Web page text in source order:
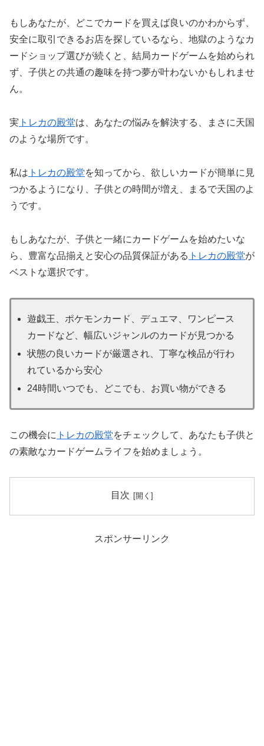
もしあなたが、どこでカードを買えば良いのかわからず、
安全に取引できるお店を探しているなら、地獄のようなカ
ードショップ選びが続くと、結局カードゲームを始められ
ず、子供との共通の趣味を持つ夢が叶わないかもしれませ
ん。
実 トレカの殿堂は、あなたの悩みを解決する、まさに天国
のような場所です。
私は トレカの殿堂を知ってから、欲しいカードが簡単に見
つかるようになり、子供との時間が増え、まるで天国のよ
うです。
もしあなたが、子供と一緒にカードゲームを始めたいな
ら、豊富な品揃えと安心の品質保証がある トレカの殿堂が
ベストな選択です。
遊戯王、ポケモンカード、デュエマ、ワンピース
カードなど、幅広いジャンルのカードが見つかる
状態の良いカードが厳選され、丁寧な検品が行わ
れているから安心
24時間いつでも、どこでも、お買い物ができる
この機会に トレカの殿堂をチェックして、あなたも子供と
の素敵なカードゲームライフを始めましょう。
目次
スポンサーリンク